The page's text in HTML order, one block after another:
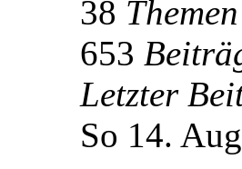
38 Themen
653
Letzter
So 14.